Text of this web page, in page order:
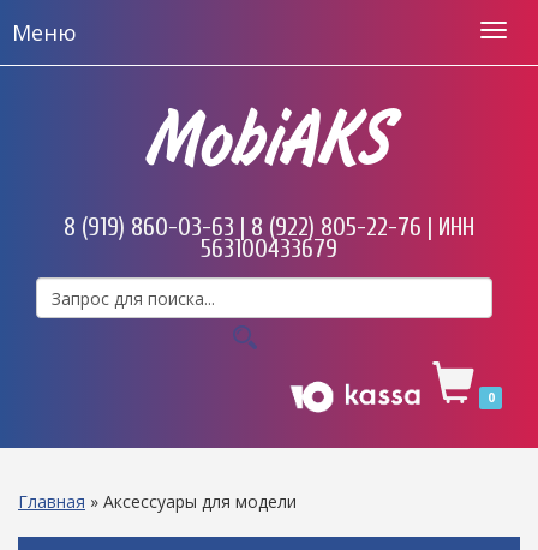
Меню
MobiAKS
8 (919) 860-03-63 | 8 (922) 805-22-76 | ИНН
563100433679
0
Главная » Аксессуары для модели